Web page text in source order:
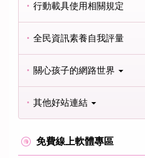
行動載具使用相關規定
全民資訊素養自我評量
關心孩子的網路世界
其他好站連結
免費線上軟體專區